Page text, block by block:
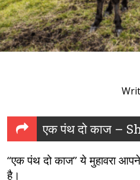
एक पंथ दो काज –
“एक पंथ दो काज” ये मुहावरा
है।